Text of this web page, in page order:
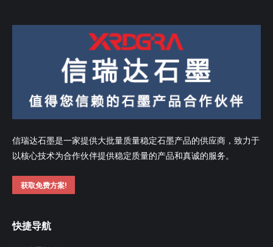
信瑞达石墨是一家提供大批量质量稳定石墨产品的供应商，致力于
以核心技术为合作伙伴提供稳定质量的产品和真诚的服务。
获取免费方案!
快捷导航